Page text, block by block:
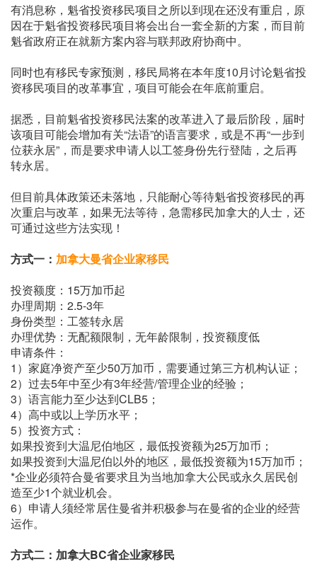
有消息称，魁省投资移民项目之所以到现在还没有重启，原
因在于魁省投资移民项目将会出台一套全新的方案，而目前
魁省政府正在就新方案内容与联邦政府协商中。
同时也有移民专家预测，移民局将在本年度10月讨论魁省投
资移民项目的改革事宜，项目可能会在年底前重启。
据悉，目前魁省投资移民法案的改革进入了最后阶段，届时
该项目可能会增加有关“法语”的语言要求，或是不再“一步到
位获永居”，而是要求申请人以工签身份先行登陆，之后再
转永居。
但目前具体政策还未落地，只能耐心等待魁省投资移民的再
次重启与改革，如果无法等待，急需移民加拿大的人士，还
可通过这些方法实现！
方式一： 加拿大曼省企业家移民
投资额度：15万加币起
办理周期：2.5-3年
身份类型：工签转永居
办理优势：无配额限制，无年龄限制，投资额度低
申请条件：
1）家庭净资产至少50万加币，需要通过第三方机构认证；
2）过去5年中至少有3年经营/管理企业的经验；
3）语言能力至少达到CLB5；
4）高中或以上学历水平；
5）投资方式：
如果投资到大温尼伯地区，最低投资额为25万加币；
如果投资到大温尼伯以外的地区，最低投资额为15万加币；
*企业必须符合曼省要求且为当地加拿大公民或永久居民创
造至少1个就业机会。
6）申请人须经常居住曼省并积极参与在曼省的企业的经营
运作。
方式二：加拿大BC省企业家移民